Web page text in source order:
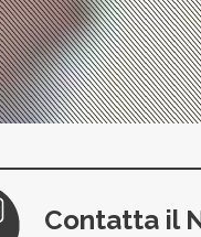
Contatta il